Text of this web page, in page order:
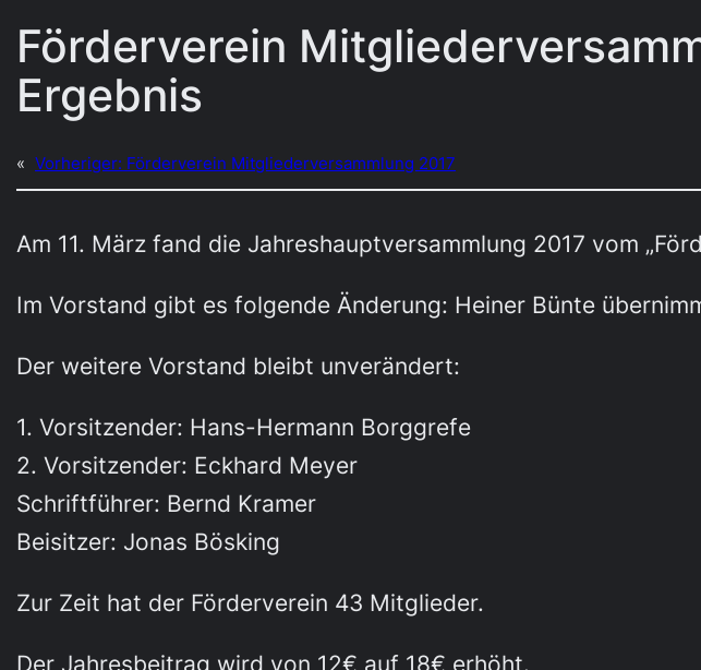
Förderverein
Ergebnis
« Vorheriger: Förderverein Mitgliederversammlung 2017
Am 11. März fand die Jahreshauptversammlung 2017 vom
Im Vorstand gibt es folgende Änderung: Heiner Bünte
Der weitere Vorstand bleibt unverändert:
1. Vorsitzender: Hans-Hermann Borggrefe
2. Vorsitzender: Eckhard Meyer
Schriftführer: Bernd Kramer
Beisitzer: Jonas Bösking
Zur Zeit hat der Förderverein 43 Mitglieder.
Der Jahresbeitrag wird von 12€ auf 18€ erhöht.